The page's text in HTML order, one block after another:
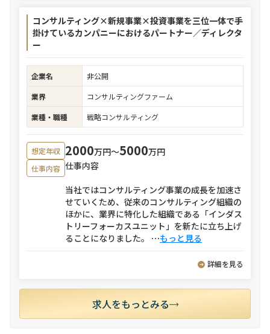
コンサルティング×新規事業×投資事業を三位一体で手
掛けているカンパニーにおけるパートナー／ディレクタ
ー
企業名
非公開
業界
コンサルティングファーム
業種・職種
戦略コンサルティング
想定年収 2000万円〜5000万円
仕事内容 仕事内容
当社ではコンサルティング事業の成長を加速さ
せていくため、従来のコンサルティング組織の
ほかに、業界に特化した組織である「インダス
トリーフォーカスユニット」を新たに立ち上げ
ることになりました。 ⋯もっと見る
詳細を見る
求人をもっとみる